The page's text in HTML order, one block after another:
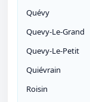
Quévy
Quevy-Le-Grand
Quevy-Le-Petit
Quiévrain
Roisin